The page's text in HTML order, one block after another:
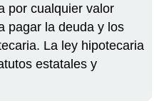
por cualquier valor
pagar la deuda y los
La ley hipotecaria
estatales y